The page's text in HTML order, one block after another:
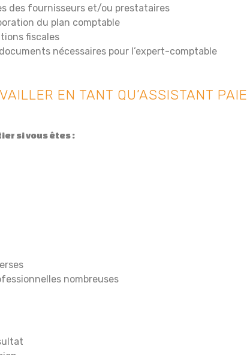
des fournisseurs et/ou prestataires
du plan comptable
fiscales
nécessaires pour l’expert-comptable
EN TANT QU’ASSISTANT PAIE
si vous êtes :
nombreuses